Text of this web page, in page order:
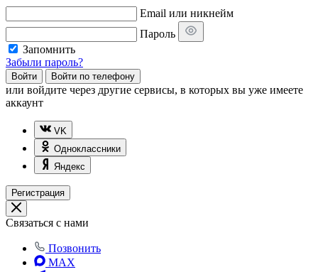
Email или никнейм
Пароль
Запомнить
Забыли пароль?
Войти Войти по телефону
или войдите через другие сервисы, в которых вы уже имеете
аккаунт
VK
Одноклассники
Яндекс
Регистрация
Связаться с нами
Позвонить
MAX